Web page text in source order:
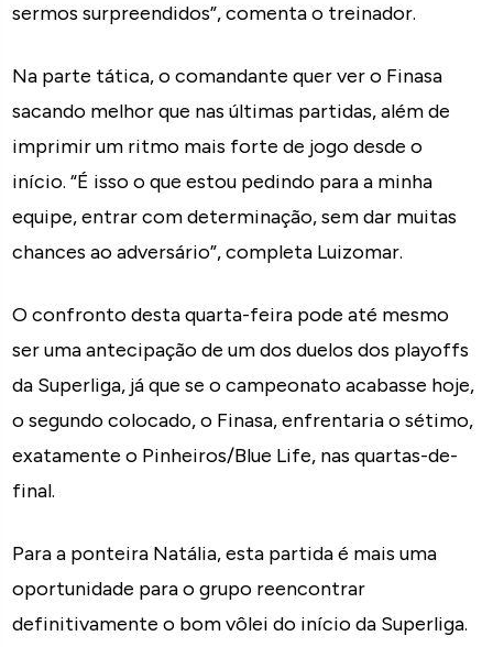
sermos surpreendidos”, comenta o treinador.
Na parte tática, o comandante quer ver o Finasa
sacando melhor que nas últimas partidas, além de
imprimir um ritmo mais forte de jogo desde o
início. “É isso o que estou pedindo para a minha
equipe, entrar com determinação, sem dar muitas
chances ao adversário”, completa Luizomar.
O confronto desta quarta-feira pode até mesmo
ser uma antecipação de um dos duelos dos playoffs
da Superliga, já que se o campeonato acabasse hoje,
o segundo colocado, o Finasa, enfrentaria o sétimo,
exatamente o Pinheiros/Blue Life, nas quartas-de-
final.
Para a ponteira Natália, esta partida é mais uma
oportunidade para o grupo reencontrar
definitivamente o bom vôlei do início da Superliga.